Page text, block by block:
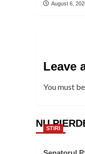
August 6,
Leave
You must be
NUSTIRI